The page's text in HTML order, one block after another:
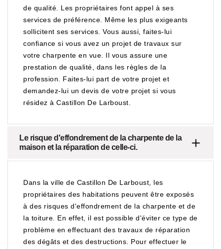
de qualité. Les propriétaires font appel à ses
services de préférence. Même les plus exigeants
sollicitent ses services. Vous aussi, faites-lui
confiance si vous avez un projet de travaux sur
votre charpente en vue. Il vous assure une
prestation de qualité, dans les règles de la
profession. Faites-lui part de votre projet et
demandez-lui un devis de votre projet si vous
résidez à Castillon De Larboust.
Le risque d'effondrement de la charpente de la
maison et la réparation de celle-ci.
Dans la ville de Castillon De Larboust, les
propriétaires des habitations peuvent être exposés
à des risques d'effondrement de la charpente et de
la toiture. En effet, il est possible d'éviter ce type de
problème en effectuant des travaux de réparation
des dégâts et des destructions. Pour effectuer le